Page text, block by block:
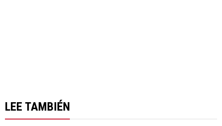
LEE TAMBIÉN